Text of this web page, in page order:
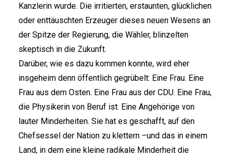
Kanzlerin wurde. Die irritierten, erstaunten, glücklichen
oder enttäuschten Erzeuger dieses neuen Wesens an
der Spitze der Regierung, die Wähler, blinzelten
skeptisch in die Zukunft.
Darüber, wie es dazu kommen konnte, wird eher
insgeheim denn öffentlich gegrübelt: Eine Frau. Eine
Frau aus dem Osten. Eine Frau aus der CDU. Eine Frau,
die Physikerin von Beruf ist. Eine Angehörige von
lauter Minderheiten. Sie hat es geschafft, auf den
Chefsessel der Nation zu klettern –und das in einem
Land, in dem eine kleine radikale Minderheit die